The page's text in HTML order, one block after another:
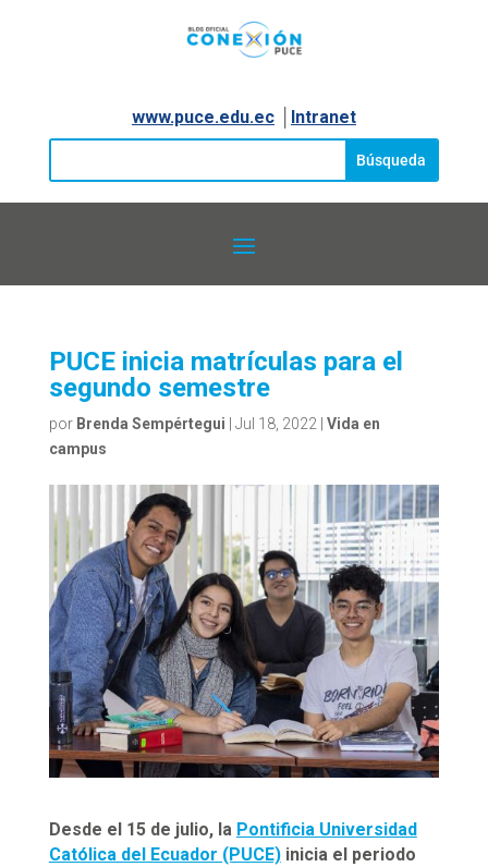
www.puce.edu.ec│ Intranet
PUCE inicia matrículas para el
segundo semestre
por Brenda Sempértegui Jul 18, 2022| Vida en
campus
Desde el 15 de julio, la Pontificia Universidad
Católica del Ecuador (PUCE)inicia el periodo